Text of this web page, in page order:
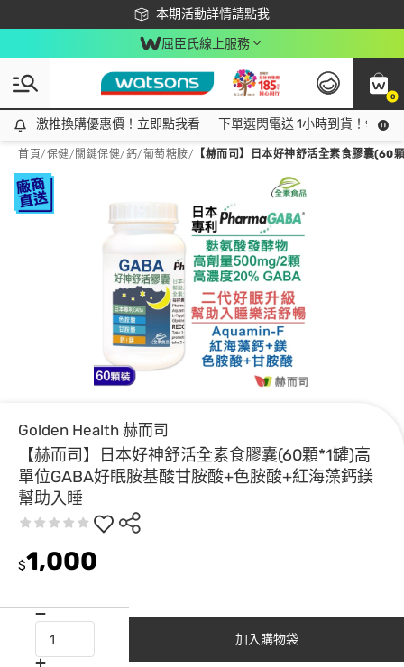
本期活動詳情請點我
下載app最高回饋$350
屈臣氏線上服務
0
激推換購優惠價！立即點我看
激推換購優惠價！立即點我看 下單選閃電送 1小時到貨！領神
首頁/保健/ 關鍵保健/鈣/葡萄糖胺/ 【赫而司】日本好神舒活全素食膠囊(60
Golden Health 赫而司
【赫而司】日本好神舒活全素食膠囊(60顆*1罐)高
單位GABA好眠胺基酸甘胺酸+色胺酸+紅海藻鈣鎂
幫助入睡
$1,000
加入購物袋